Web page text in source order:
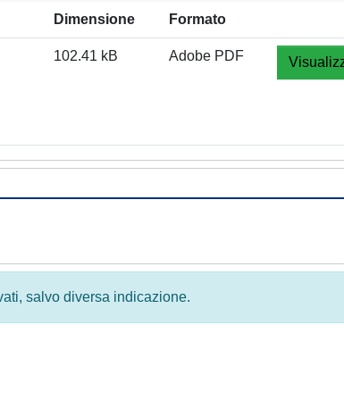
Dimensione Formato
102.41 kB Adobe PDF
salvo diversa indicazione.